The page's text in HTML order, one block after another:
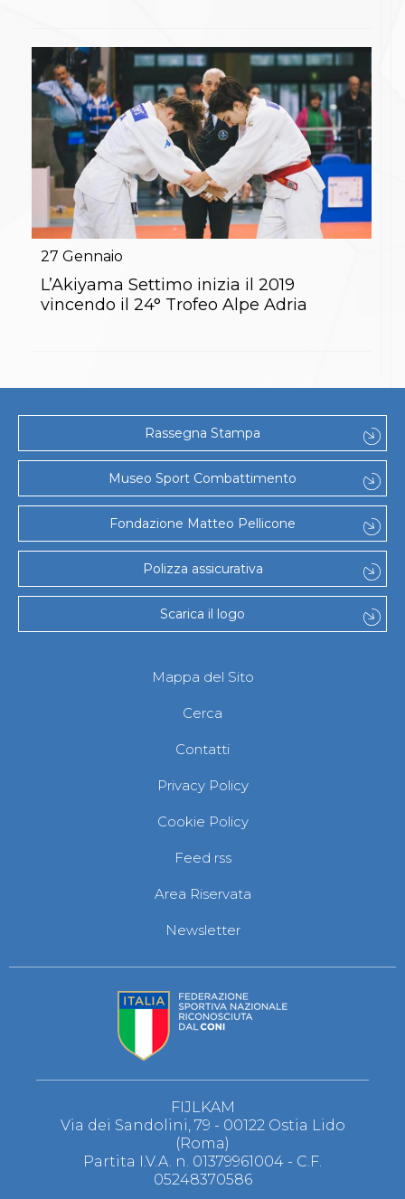
Difesa Personale MGA
La disciplina
News
Merchandising
Mappa del sito
Cerca
Contatti
News
Cookies Accept
Newsletter
Catalogo formativo
Corsi di Specializzazione
Corsi FIJLKAM-FISDIR
Abilitazioni
Sportello Fiscale
News
Modulistica
FAQ
Quesiti fiscali
Sostenibilità
Documenti
27 Gennaio
L’Akiyama Settimo inizia il 2019
vincendo il 24° Trofeo Alpe Adria
Rassegna Stampa
Museo Sport Combattimento
Fondazione Matteo Pellicone
Polizza assicurativa
Scarica il logo
Mappa del Sito
Cerca
Contatti
Privacy Policy
Cookie Policy
Feed rss
Area Riservata
Newsletter
FIJLKAM
Via dei Sandolini, 79 - 00122 Ostia Lido
(Roma)
Partita I.V.A. n. 01379961004 - C.F.
05248370586